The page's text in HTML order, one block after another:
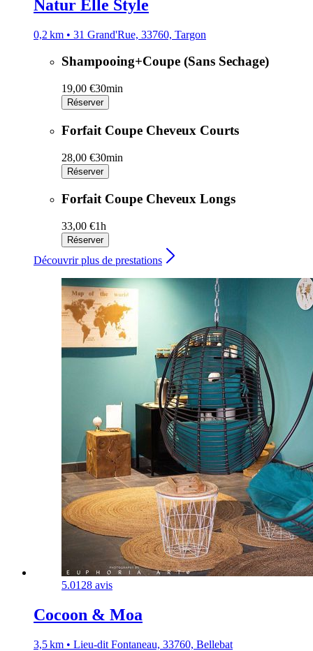
Natur Elle Style
0,2 km • 31 Grand'Rue, 33760, Targon
Shampooing+Coupe (Sans Sechage)
19,00 €30min
Réserver
Forfait Coupe Cheveux Courts
28,00 €30min
Réserver
Forfait Coupe Cheveux Longs
33,00 €1h
Réserver
Découvrir plus de prestations
5.0128 avis
Cocoon & Moa
3,5 km • Lieu-dit Fontaneau, 33760, Bellebat